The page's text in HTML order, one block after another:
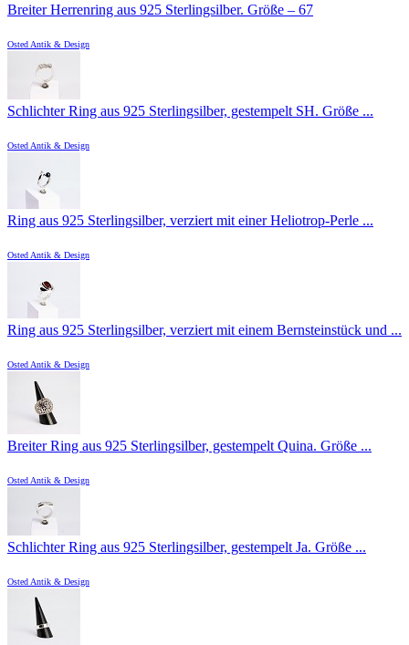
Breiter Herrenring aus 925 Sterlingsilber. Größe – 67
Osted Antik & Design
Schlichter Ring aus 925 Sterlingsilber, gestempelt SH. Größe ...
Osted Antik & Design
Ring aus 925 Sterlingsilber, verziert mit einer Heliotrop-Perle ...
Osted Antik & Design
Ring aus 925 Sterlingsilber, verziert mit einem Bernsteinstück und ...
Osted Antik & Design
Breiter Ring aus 925 Sterlingsilber, gestempelt Quina. Größe ...
Osted Antik & Design
Schlichter Ring aus 925 Sterlingsilber, gestempelt Ja. Größe ...
Osted Antik & Design